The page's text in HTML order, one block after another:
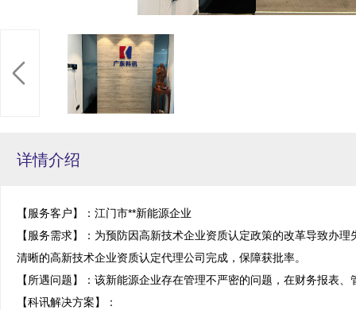
详情介绍
【服务客户】：江门市**新能源企业
【服务需求】：为预防因高新技术企业资质认定政策的改革导致办
清晰的高新技术企业资质认定代理公司完成，保障获批率。
【所遇问题】：该新能源企业存在管理不严密的问题，在财务报表
【科讯解决方案】：